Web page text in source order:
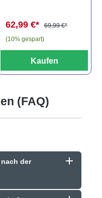
62,99 €*
69,99 €*
(10% gespart)
Kaufen
(FAQ)
der